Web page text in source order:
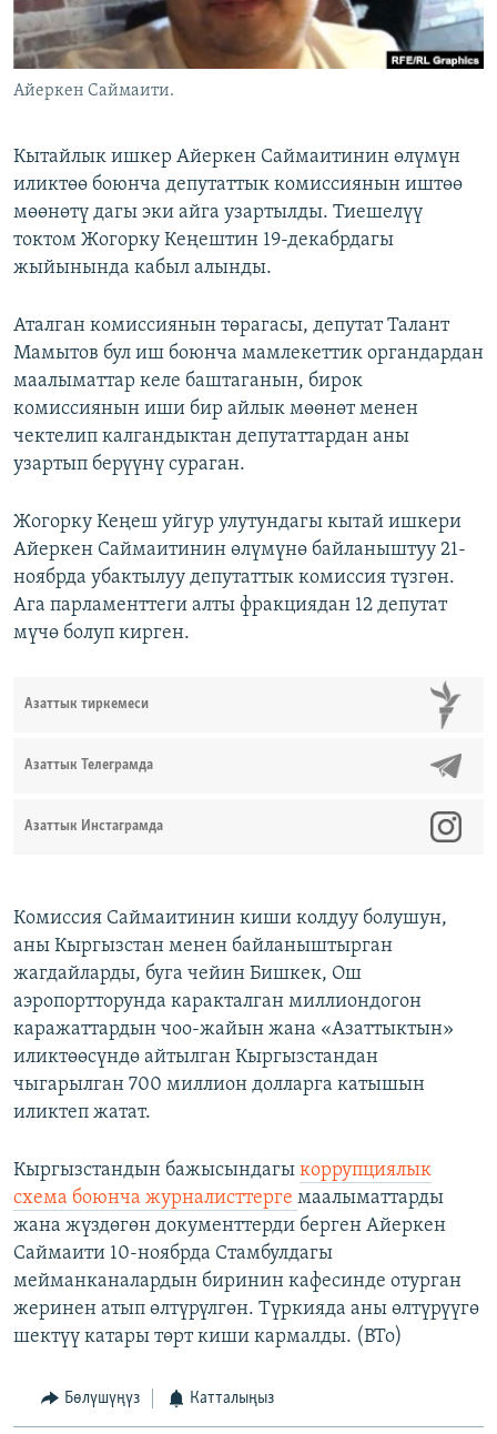
ЭЕ/АРнун бардык сайттары
Айеркен Саймаити.
Кытайлык ишкер Айеркен Саймаитинин өлүмүн
иликтөө боюнча депутаттык комиссиянын иштөө
мөөнөтү дагы эки айга узартылды. Тиешелүү
токтом Жогорку Кеңештин 19-декабрдагы
жыйынында кабыл алынды.
Аталган комиссиянын төрагасы, депутат Талант
Мамытов бул иш боюнча мамлекеттик органдардан
маалыматтар келе баштаганын, бирок
комиссиянын иши бир айлык мөөнөт менен
чектелип калгандыктан депутаттардан аны
узартып берүүнү сураган.
Жогорку Кеңеш уйгур улутундагы кытай ишкери
Айеркен Саймаитинин өлүмүнө байланыштуу 21-
ноябрда убактылуу депутаттык комиссия түзгөн.
Ага парламенттеги алты фракциядан 12 депутат
мүчө болуп кирген.
Азаттык тиркемеси
Азаттык Телеграмда
Азаттык Инстаграмда
Комиссия Саймаитинин киши колдуу болушун,
аны Кыргызстан менен байланыштырган
жагдайларды, буга чейин Бишкек, Ош
аэропортторунда каракталган миллиондогон
каражаттардын чоо-жайын жана «Азаттыктын»
иликтөөсүндө айтылган Кыргызстандан
чыгарылган 700 миллион долларга катышын
иликтеп жатат.
Кыргызстандын бажысындагы коррупциялык
схема боюнча журналисттерге маалыматтарды
жана жүздөгөн документтерди берген Айеркен
Саймаити 10-ноябрда Стамбулдагы
мейманканалардын биринин кафесинде отурган
жеринен атып өлтүрүлгөн. Түркияда аны өлтүрүүгө
шектүү катары төрт киши кармалды. (BTo)
Бөлүшүңүз Катталыңыз